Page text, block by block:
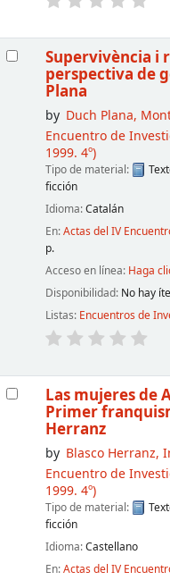
Supervivència i
perspectiva de
Plana
by Duch Plana,
Encuentro de
1999. 4º)
Tipo de material:
ficción
Idioma:Catalán
En:Actas del IV
p.
Acceso en línea: Haga
Disponibilidad: No hay
Listas: Encuentros de
Las mujeres de
Primer
Herranz
by Blasco Herranz,
Encuentro de
1999. 4º)
Tipo de material:
ficción
Idioma:Castellano
En:Actas del IV